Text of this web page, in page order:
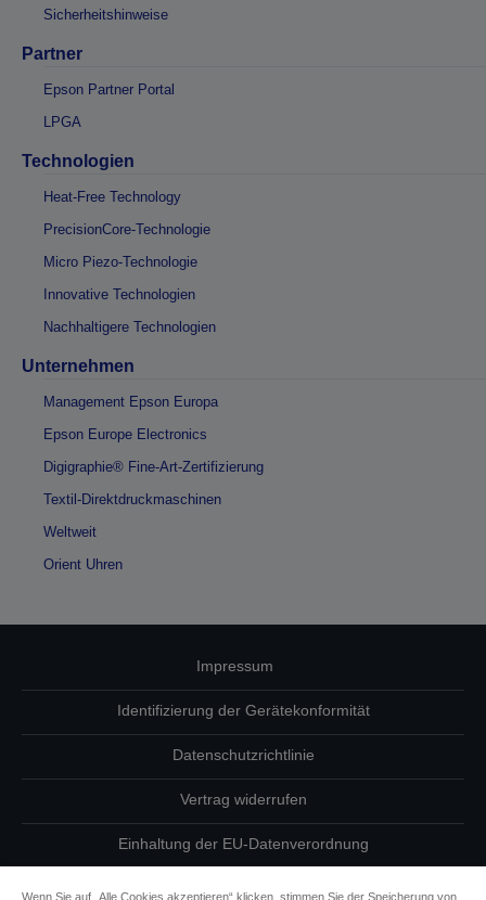
Sicherheitshinweise
Partner
Epson Partner Portal
LPGA
Technologien
Heat-Free Technology
PrecisionCore-Technologie
Micro Piezo-Technologie
Innovative Technologien
Nachhaltigere Technologien
Unternehmen
Management Epson Europa
Epson Europe Electronics
Digigraphie® Fine-Art-Zertifizierung
Textil-Direktdruckmaschinen
Weltweit
Orient Uhren
Impressum
Identifizierung der Gerätekonformität
Datenschutzrichtlinie
Vertrag widerrufen
Einhaltung der EU-Datenverordnung
Fragen zum Datenschutz
Wenn Sie auf „Alle Cookies akzeptieren“ klicken, stimmen Sie der Speicherung von